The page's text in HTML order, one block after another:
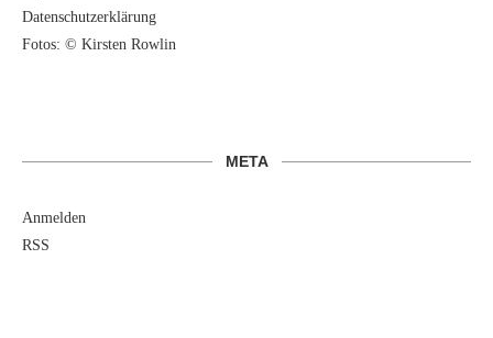
Datenschutzerklärung
Fotos: © Kirsten Rowlin
META
Anmelden
RSS